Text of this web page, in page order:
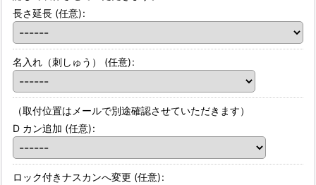
長さ延長 (任意):
名入れ（刺しゅう） (任意):
（取付位置はメールで別途確認させていただきます）
D カン追加 (任意):
ロック付きナスカンへ変更 (任意):